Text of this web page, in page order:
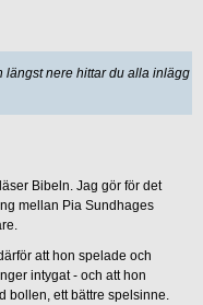
nere hittar du alla inlägg i
Bibeln. Jag gör för det
mellan Pia Sundhages
att hon spelade och
intygat - och att hon
bollen, ett bättre spelsinne.